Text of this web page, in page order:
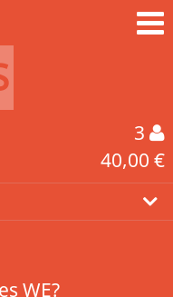
3
40,00 €
WE?